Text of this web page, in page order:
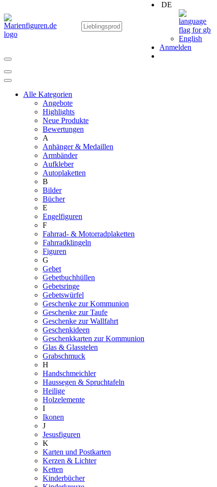
DE
English
Anmelden
Alle Kategorien
Angebote
Highlights
Neue Produkte
Bewertungen
A
Anhänger & Medaillen
Armbänder
Aufkleber
Autoplaketten
B
Bilder
Bücher
E
Engelfiguren
F
Fahrrad- & Motorradplaketten
Fahrradklingeln
Figuren
G
Gebet
Gebetbuchhüllen
Gebetsringe
Gebetswürfel
Geschenke zur Kommunion
Geschenke zur Taufe
Geschenke zur Wallfahrt
Geschenkideen
Geschenkkarten zur Kommunion
Glas & Glasstelen
Grabschmuck
H
Handschmeichler
Haussegen & Spruchtafeln
Heilige
Holzelemente
I
Ikonen
J
Jesusfiguren
K
Karten und Postkarten
Kerzen & Lichter
Ketten
Kinderbücher